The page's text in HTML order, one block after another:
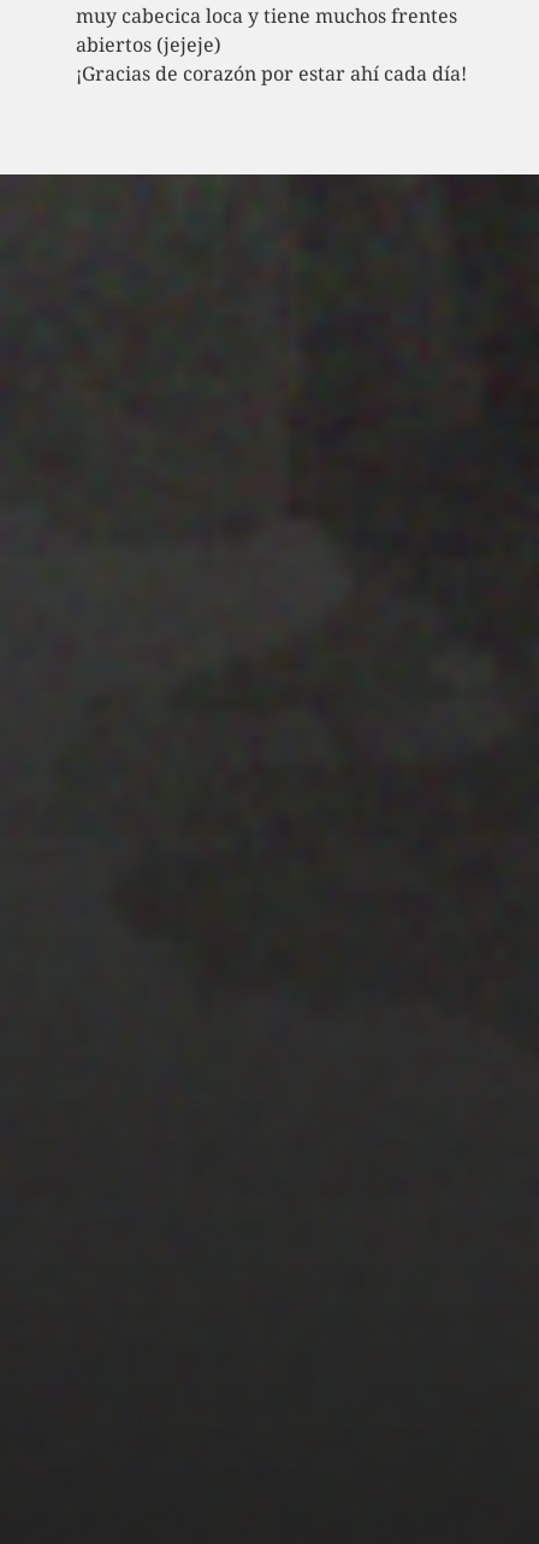
muy cabecica loca y tiene muchos frentes
abiertos (jejeje)
¡Gracias de corazón por estar ahí cada día!